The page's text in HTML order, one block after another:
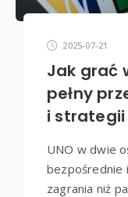
2025-07-21
Jak grać
pełny
i strategii
UNO w dwie
bezpośrednie
zagrania niż